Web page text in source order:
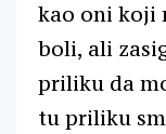
kao oni koji
boli, ali
priliku da
tu priliku